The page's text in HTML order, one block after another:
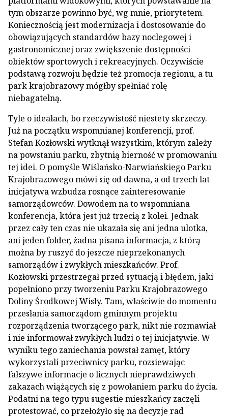
tym obszarze powinno być, wg mnie, priorytetem.
Koniecznością jest modernizacja i dostosowanie do
obowiązujących standardów bazy noclegowej i
gastronomicznej oraz zwiększenie dostępności
obiektów sportowych i rekreacyjnych. Oczywiście
podstawą rozwoju będzie też promocja regionu, a tu
park krajobrazowy mógłby spełniać rolę
niebagatelną.
Tyle o ideałach, bo rzeczywistość niestety skrzeczy.
Już na początku wspomnianej konferencji, prof.
Stefan Kozłowski wytknął wszystkim, którym zależy
na powstaniu parku, zbytnią bierność w promowaniu
tej idei. O pomyśle Wiślańsko-Narwiańskiego Parku
Krajobrazowego mówi się od dawna, a od trzech lat
inicjatywa wzbudza rosnące zainteresowanie
samorządowców. Dowodem na to wspomniana
konferencja, która jest już trzecią z kolei. Jednak
przez cały ten czas nie ukazała się ani jedna ulotka,
ani jeden folder, żadna pisana informacja, z którą
można by ruszyć do jeszcze nieprzekonanych
samorządów i zwykłych mieszkańców. Prof.
Kozłowski przestrzegał przed sytuacją i błędem, jaki
popełniono przy tworzeniu Parku Krajobrazowego
Doliny Środkowej Wisły. Tam, właściwie do momentu
przesłania samorządom gminnym projektu
rozporządzenia tworzącego park, nikt nie rozmawiał
i nie informował zwykłych ludzi o tej inicjatywie. W
wyniku tego zaniechania powstał zamęt, który
wykorzystali przeciwnicy parku, rozsiewając
fałszywe informacje o licznych nieprawdziwych
zakazach wiążących się z powołaniem parku do życia.
Podatni na tego typu sugestie mieszkańcy zaczęli
protestować, co przełożyło się na decyzje rad